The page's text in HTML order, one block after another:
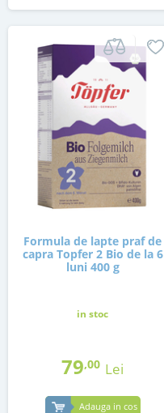
Formula de lapte praf de
capra Topfer 2 Bio de la 6
luni 400 g
in stoc
79,00 Lei
Adauga in cos